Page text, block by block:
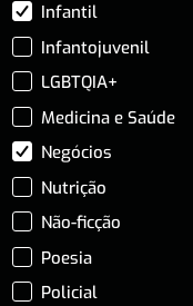
Infantil
Infantojuvenil
LGBTQIA+
Medicina e Saúde
Negócios
Nutrição
Não-ficção
Poesia
Policial